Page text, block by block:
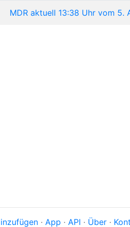
MDR aktuell 13:38 Uhr vom 5.
· App · API · Über ·